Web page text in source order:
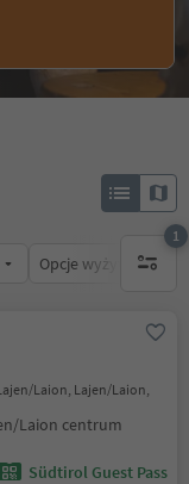
Opcje wyżywienia
1
1
Laion, Lajen/Laion,
Laion centrum
Südtirol Guest Pass